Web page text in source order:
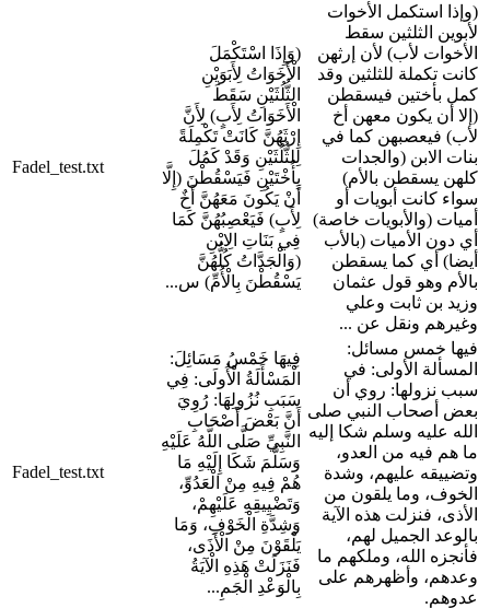
Fadel_test.txt
(وَإِذَا اسْتَكْمَلَ
الْأَخَوَاتُ لِأَبَوَيْنِ
الثُّلُثَيْنِ سَقَطَ
الْأَخَوَاتُ لِأَبٍ) لِأَنَّ
إِرْثَهُنَّ كَانَتْ تَكْمِلَةً
لِلثُّلُثَيْنِ وَقَدْ كَمُلَ
بِأُخْتَيْنِ فَيَسْقُطْنَ (إِلَّا
أَنْ يَكُونَ مَعَهُنَّ أَخٌ
لِأَبٍ) فَيَعْصِبُهُنَّ كَمَا
فِي بَنَاتِ الِابْنِ
(وَالْجَدَّاتُ كُلُّهُنَّ
يَسْقُطْنَ بِالْأُمِّ) س...
(وإذا استكمل الأخوات
لأبوين الثلثين سقط
الأخوات لأب) لأن إرثهن
كانت تكملة للثلثين وقد
كمل بأختين فيسقطن
(إلا أن يكون معهن أخ
لأب) فيعصبهن كما في
بنات الابن (والجدات
كلهن يسقطن بالأم)
سواء كانت أبويات أو
أميات (والأبويات خاصة)
أي دون الأميات (بالأب
أيضا) أي كما يسقطن
بالأم وهو قول عثمان
وزيد بن ثابت وعلي
وغيرهم ونقل عن ...
Fadel_test.txt
فِيهَا خَمْسُ مَسَائِلَ:
الْمَسْأَلَةُ الْأُولَى: فِي
سَبَبِ نُزُولِهَا: رُوِيَ
أَنَّ بَعْضَ أَصْحَابِ
النَّبِيِّ صَلَّى اللَّهُ عَلَيْهِ
وَسَلَّمَ شَكَا إِلَيْهِ مَا
هُمْ فِيهِ مِنْ الْعَدُوِّ،
وَتَضْيِيقِهِ عَلَيْهِمْ،
وَشِدَّةِ الْخَوْفِ، وَمَا
يَلْقَوْنَ مِنْ الْأَذَى،
فَنَزَلَتْ هَذِهِ الْآيَةُ
بِالْوَعْدِ الْجَمِ...
فيها خمس مسائل:
المسألة الأولى: في
سبب نزولها: روي أن
بعض أصحاب النبي صلى
الله عليه وسلم شكا إليه
ما هم فيه من العدو،
وتضييقه عليهم، وشدة
الخوف، وما يلقون من
الأذى، فنزلت هذه الآية
بالوعد الجميل لهم،
فأنجزه الله، وملكهم ما
وعدهم، وأظهرهم على
عدوهم.